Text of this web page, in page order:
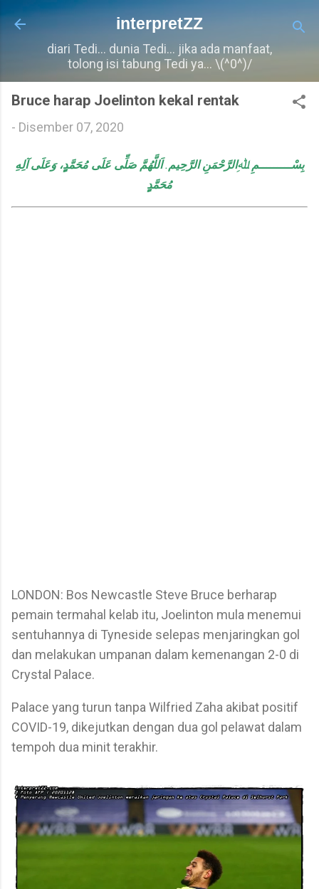
Langkau ke kandungan utama
interpretZZ
diari Tedi... dunia Tedi... jika ada manfaat,
tolong isi tabung Tedi ya... \(^0^)/
Bruce harap Joelinton kekal rentak
- Disember 07, 2020
بِسْـــــــــمِ ﷲِالرَّحْمَنِ الرَّحِيم.اَللَّهُمَّ صَلِّى عَلَى مُحَمَّدٍٍ، وَعَلَى آلِهِ
مُحَمَّدٍٍ
LONDON: Bos Newcastle Steve Bruce berharap
pemain termahal kelab itu, Joelinton mula menemui
sentuhannya di Tyneside selepas menjaringkan gol
dan melakukan umpanan dalam kemenangan 2-0 di
Crystal Palace.
Palace yang turun tanpa Wilfried Zaha akibat positif
COVID-19, dikejutkan dengan dua gol pelawat dalam
tempoh dua minit terakhir.